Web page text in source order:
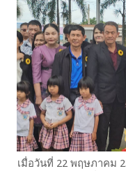
เมื่อวันที่ 22 พฤษภาคม